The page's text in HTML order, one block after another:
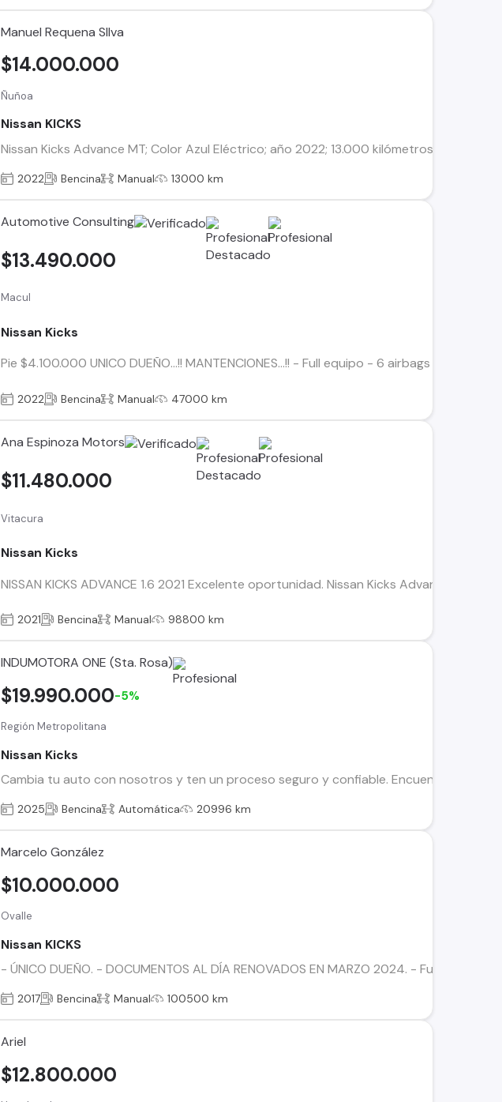
Manuel Requena SIlva
Ñuñoa
Nissan KICKS
Nissan Kicks Advance MT; Color Azul Eléctrico; año 2022; 13.000 kilómetros; Único
$14.000.000
2022 Bencina Manual 13000 km
Automotive Consulting
Macul
Nissan Kicks
Pie $4.100.000 UNICO DUEÑO...!! MANTENCIONES...!! - Full equipo - 6 airbags -
$13.490.000
2022 Bencina Manual 47000 km
Ana Espinoza Motors
Vitacura
Nissan Kicks
NISSAN KICKS ADVANCE 1.6 2021 Excelente oportunidad. Nissan Kicks Advance 1.6,
$11.480.000
2021 Bencina Manual 98800 km
INDUMOTORA ONE (Sta. Rosa)
Región Metropolitana
Nissan Kicks
Cambia tu auto con nosotros y ten un proceso seguro y confiable. Encuentra el ideal
$19.990.000-5%
2025 Bencina Automática 20996 km
Marcelo González
Ovalle
Nissan KICKS
- ÚNICO DUEÑO. - DOCUMENTOS AL DÍA RENOVADOS EN MARZO 2024. - Full
$10.000.000
2017 Bencina Manual 100500 km
Ariel
$12.800.000